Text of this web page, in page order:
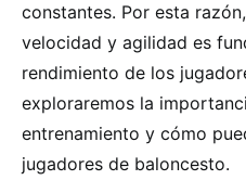
constantes. Por esta
velocidad y agilidad es
rendimiento de los
exploraremos la
entrenamiento y cómo
jugadores de baloncesto.